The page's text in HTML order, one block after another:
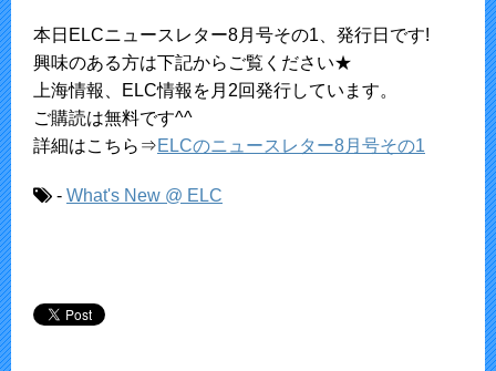
本日ELCニュースレター8月号その1、発行日です!
興味のある方は下記からご覧ください★
上海情報、ELC情報を月2回発行しています。
ご購読は無料です^^
詳細はこちら⇒ELCのニュースレター8月号その1
- What's New @ ELC